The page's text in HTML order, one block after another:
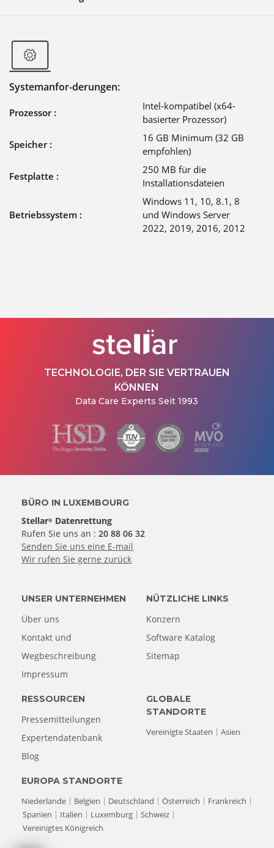
Systemanfor-derungen:
Prozessor :
Intel-kompatibel (x64-
basierter Prozessor)
Speicher :
16 GB Minimum (32 GB
empfohlen)
Festplatte :
250 MB für die
Installationsdateien
Betriebssystem :
Windows 11, 10, 8.1, 8
und Windows Server
2022, 2019, 2016, 2012
TECHNOLOGIE, DER SIE VERTRAUEN
KÖNNEN
Data Care Experts Seit 1993
BÜRO IN LUXEMBOURG
Stellar® Datenrettung
Rufen Sie uns an :20 88 06 32
Senden Sie uns eine E-mail
Wir rufen Sie gerne zurück
UNSER UNTERNEHMEN
Über uns
Kontakt und
Wegbeschreibung
Impressum
NÜTZLICHE LINKS
Konzern
Software Katalog
Sitemap
RESSOURCEN
Pressemitteilungen
Expertendatenbank
Blog
EUROPA STANDORTE
Niederlande
Belgien Deutschland Österreich
Frankreich
Spanien
Italien Luxemburg
Schweiz
Vereinigtes Königreich
GLOBALE
STANDORTE
Vereinigte Staaten
Asien